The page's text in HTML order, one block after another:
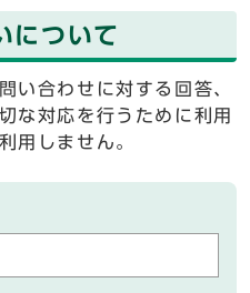
について
い合わせに対する回答、
な対応を行うために利用
用しません。